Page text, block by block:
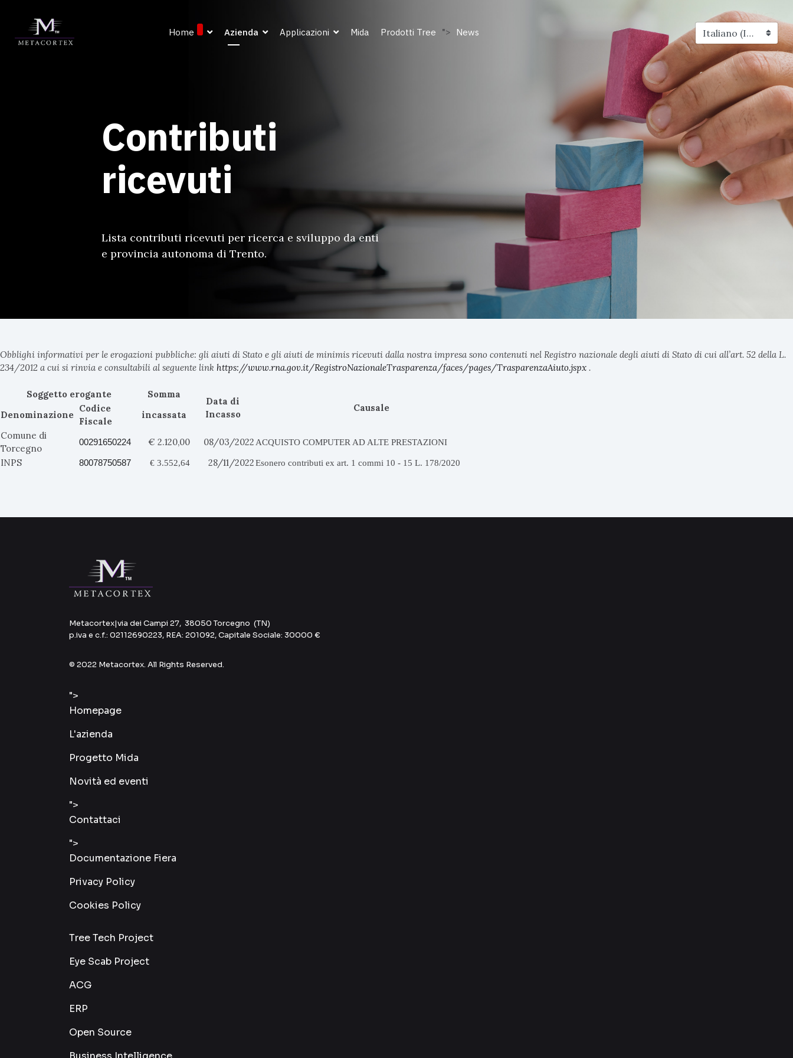
Home Azienda Applicazioni Mida Prodotti Tree "> News Italiano (Italia)
Contributi
ricevuti
Lista contributi ricevuti per ricerca e sviluppo da enti
e provincia autonoma di Trento.
Obblighi informativi per le erogazioni pubbliche: gli aiuti di Stato e gli aiuti de minimis ricevuti dalla nostra impresa sono contenuti nel Registro nazionale degli aiuti di Stato di cui all’art. 52 della L.
234/2012 a cui si rinvia e consultabili al seguente link https://www.rna.gov.it/RegistroNazionaleTrasparenza/faces/pages/TrasparenzaAiuto.jspx .
Soggetto erogante Somma
Data di
Incasso
Causale
Denominazione
Codice
Fiscale
incassata
Comune di
Torcegno
00291650224 € 2.120,00 08/03/2022 ACQUISTO COMPUTER AD ALTE PRESTAZIONI
INPS 80078750587 € 3.552,64 28/11/2022Esonero contributi ex art. 1 commi 10 - 15 L. 178/2020
Metacortex|via dei Campi 27, 38050 Torcegno (TN)
p.iva e c.f.: 02112690223, REA: 201092, Capitale Sociale: 30000 €
© 2022 Metacortex. All Rights Reserved.
">
Homepage
L'azienda
Progetto Mida
Novità ed eventi
">
Contattaci
">
Documentazione Fiera
Privacy Policy
Cookies Policy
Tree Tech Project
Eye Scab Project
ACG
ERP
Open Source